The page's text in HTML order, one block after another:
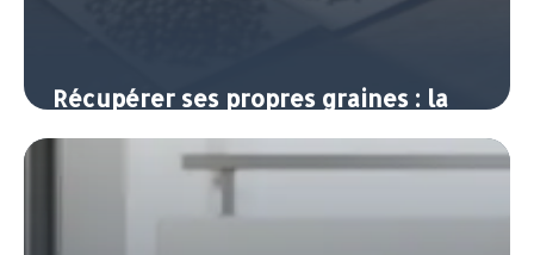
Récupérer ses propres graines : la
semence au potager